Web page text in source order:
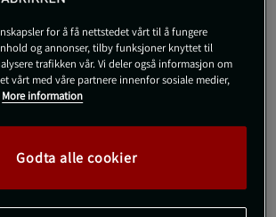
7332576178153
en treningsbag som møter alle livets behov
for å få nettstedet vårt til å fungere
og annonser, tilby funksjoner knyttet til
trafikken vår. Vi deler også informasjon om
vårt med våre partnere innenfor sosiale medier,
More information
Godta alle cookier